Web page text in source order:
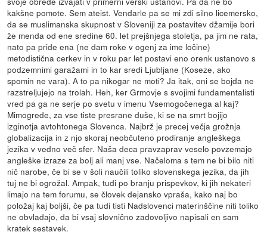
kakšne pomote. Sem ateist. Vendarle pa se mi zdi silno licemersko,
da se muslimanska skupnost v Sloveniji za postavitev džamije bori
že menda od ene sredine 60. let prejšnjega stoletja, pa jim ne rata,
nato pa pride ena (ne dam roke v ogenj za ime ločine)
metodistična cerkev in v roku par let postavi eno orenk ustanovo s
podzemnimi garažami in to kar sredi Ljubljane (Koseze, ako
spomin ne vara). A to pa nikogar ne moti? Ja itak, oni se bojda ne
razstreljujejo na trolah. Heh, ker Grmovje s svojimi fundamentalisti
vred pa ga ne serje po svetu v imenu Vsemogočenega al kaj?
Mimogrede, za vse tiste presrane duše, ki se na smrt bojijo
izginotja avtohtonega Slovenca. Najbrž je precej večja grožnja
globalizacija in z njo skoraj neobčuteno prodiranje angleškega
jezika v vedno več sfer. Naša deca pravzaprav veselo povzemajo
angleške izraze za bolj ali manj vse. Načeloma s tem ne bi bilo niti
nič narobe, če bi se v šoli naučili toliko slovenskega jezika, da jih
tuj ne bi ogrožal. Ampak, tudi po branju prispevkov, ki jih nekateri
limajo na tem forumu, se človek dejansko vpraša, kako naj bo
položaj kaj boljši, če pa tudi tisti Nadslovenci materinščine niti toliko
ne obvladajo, da bi vsaj slovnično zadovoljivo napisali en sam
kratek sestavek.